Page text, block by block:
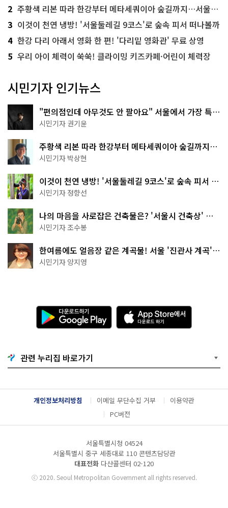
2 주황색 리본 따라 한강부터 메타세쿼이아 숲길까지…서울둘레길 15코스
3 이것이 천연 냉방! '서울둘레길 9코스'로 숲속 피서 떠나볼까
4 한강 다리 아래서 영화 한 편! '다리밑 영화관' 무료 상영
5 우리 아이 체력이 쑥쑥! 클라이밍 키즈카페·어린이 체력장
시민기자 인기뉴스
"편의점인데 아무것도 안 팔아요" 서울에서 가장 특별
한 편의점의 정체
시민기자 권기윤
주황색 리본 따라 한강부터 메타세쿼이아 숲길까지…
서울둘레길 15코스
시민기자 박상현
이것이 천연 냉방! '서울둘레길 9코스'로 숲속 피서 떠
나볼까
시민기자 정향선
나의 마음을 사로잡은 건축물은? '서울시 건축상' 수
상작 공개!
시민기자 조수봉
한여름에도 얼음장 같은 계곡물! 서울 '진관사 계곡'이
천국이네~
시민기자 양지영
다
운
로
기
G
o
g
l
e
l
A
p
p
e
서
다
운
드
관련 누리집 바로가기
개인정보처리방침 이메일 무단수집 거부
이용약관
PC버전
서울특별시청 04524
서울특별시 중구 세종대로 110 콘텐츠담당관
대표전화 다산콜센터 02-120
ⓒ2020. Seoul Metropolitan Government all rights reserved.